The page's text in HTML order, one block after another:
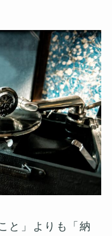
と」よりも「納